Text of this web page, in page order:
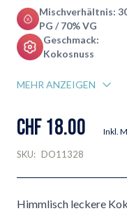
Mischverhältnis:
PG / 70% VG
Geschmack:
Kokosnuss
MEHR ANZEIGEN
CHF 18.00 Inkl.
SKU: DO11328
Himmlisch leckere